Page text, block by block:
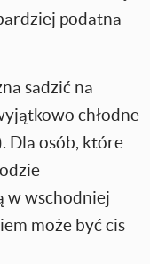
podatna
sadzić na
chłodne
Dla osób, które
w wschodniej
może być cis